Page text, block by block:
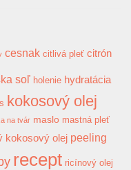
cesnak citlivá pleť citrón
soľ holenie hydratácia
kokosový olej
na tvár maslo mastná pleť
kokosový olej peeling
recept ricínový olej